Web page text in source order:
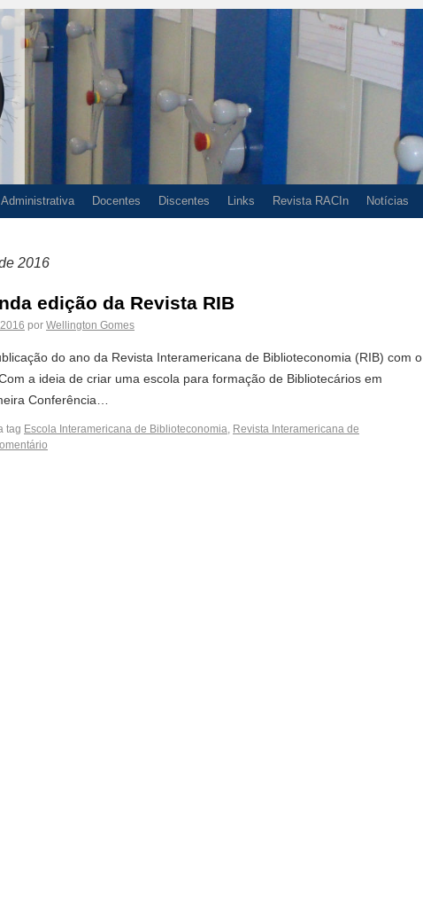
Docentes Discentes Links Revista RACIn Notícias
2016
edição da Revista RIB
por Wellington Gomes
do ano da Revista Interamericana de Biblioteconomia (RIB) com o
a ideia de criar uma escola para formação de Bibliotecários em
Conferência…
tag Escola Interamericana de Biblioteconomia, Revista Interamericana de